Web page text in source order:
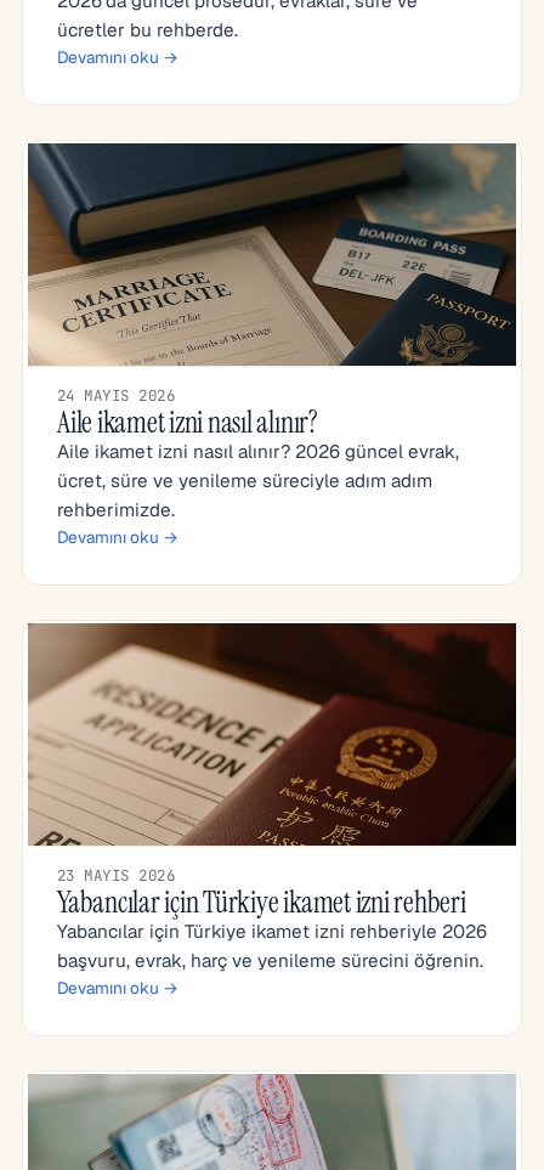
ücretler bu rehberde.
Devamını oku →
24 MAYIS 2026
Aile ikamet izni nasıl alınır?
Aile ikamet izni nasıl alınır? 2026 güncel evrak,
ücret, süre ve yenileme süreciyle adım adım
rehberimizde.
Devamını oku →
23 MAYIS 2026
Yabancılar için Türkiye ikamet izni rehberi
Yabancılar için Türkiye ikamet izni rehberiyle 2026
başvuru, evrak, harç ve yenileme sürecini öğrenin.
Devamını oku →